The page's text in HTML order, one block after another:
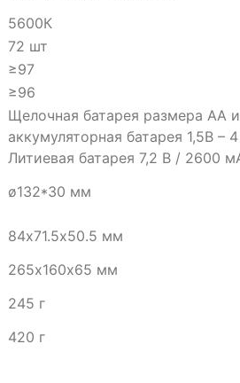
5600К
72 шт
≥97
≥96
Щелочная батарея размера AA
аккумуляторная батарея 1,5В –
Литиевая батарея 7,2 В / 2600
ø132*30 мм
84х71.5х50.5 мм
265х160х65 мм
245 г
420 г